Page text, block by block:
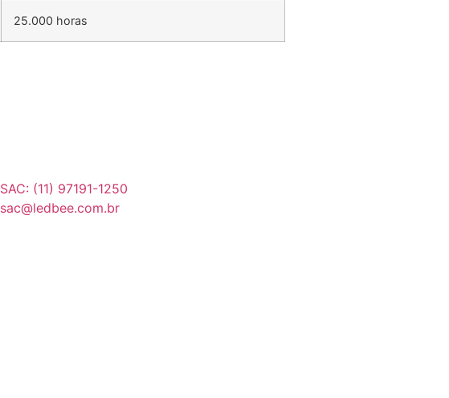
25.000 horas
SAC: (11) 97191-1250
sac@ledbee.com.br